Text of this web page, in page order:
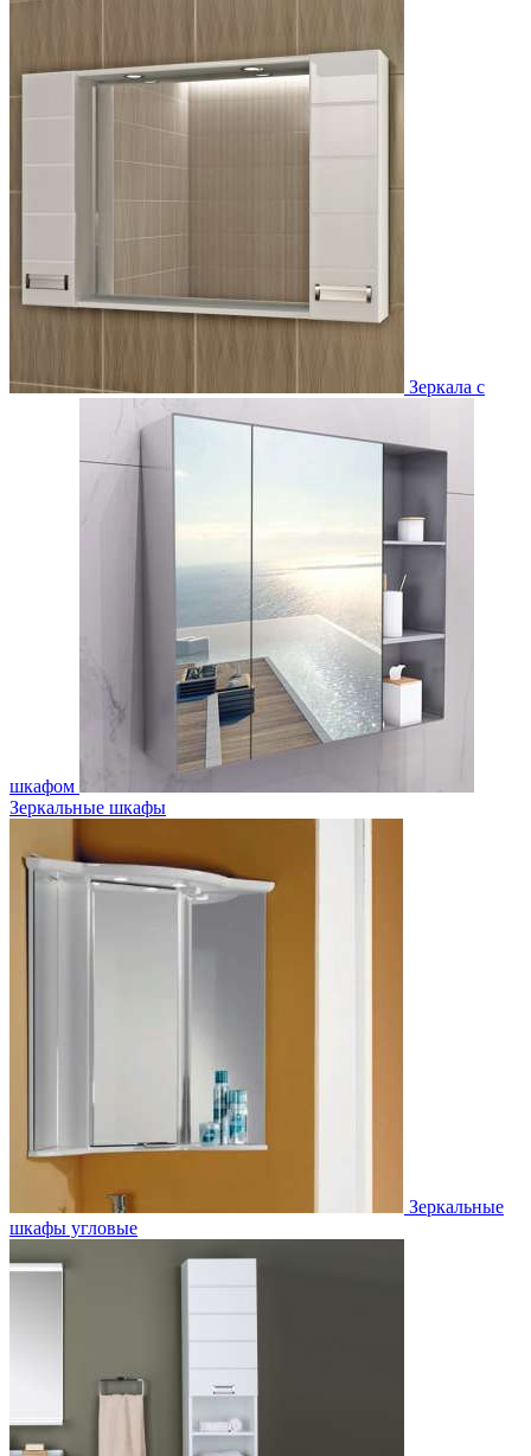
Зеркала с
шкафом
Зеркальные шкафы
Зеркальные
шкафы угловые